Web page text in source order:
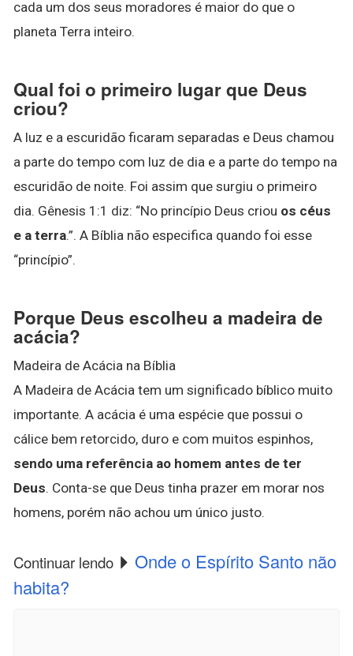
cada um dos seus moradores é maior do que o
planeta Terra inteiro.
Qual foi o primeiro lugar que Deus
criou?
A luz e a escuridão ficaram separadas e Deus chamou
a parte do tempo com luz de dia e a parte do tempo na
escuridão de noite. Foi assim que surgiu o primeiro
dia. Gênesis 1:1 diz: “No princípio Deus criou os céus
e a terra.”. A Bíblia não especifica quando foi esse
“princípio”.
Porque Deus escolheu a madeira de
acácia?
Madeira de Acácia na Bíblia
A Madeira de Acácia tem um significado bíblico muito
importante. A acácia é uma espécie que possui o
cálice bem retorcido, duro e com muitos espinhos,
sendo uma referência ao homem antes de ter
Deus. Conta-se que Deus tinha prazer em morar nos
homens, porém não achou um único justo.
Continuar lendo
Onde o Espírito Santo não
habita?